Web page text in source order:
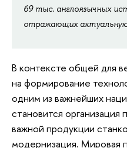
69 тыс. англоязычных
отражающих
В контексте общей для
на формирование
одним из важнейших
становится организация
важной продукции
модернизация. Мировая